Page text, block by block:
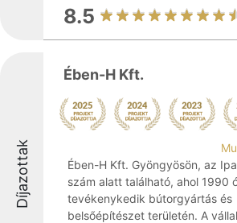
8.5
Díjazottak
Ében-H Kft.
Ében-H Kft. Gyöngyösön, az
szám alatt található, ahol 1990
tevékenykedik bútorgyártás és
belsőépítészet területén. A